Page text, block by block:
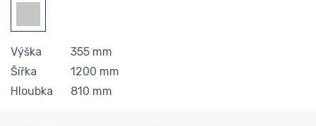
Výška 355 mm
Šířka
1200 mm
Hloubka
810 mm